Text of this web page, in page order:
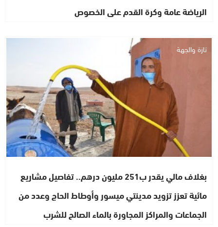
الرياضة عامة وكرة القدم على الخصوص
تازة والجهة
بغلاف مالي يقدر ب251 مليون درهم.. تفاصيل مشاريع
مائية تعزز تزويد مدينتي ميسور وأوطاط الحاج وعدد من
الجماعات والمراكز المجاورة بالماء الصالح للشرب